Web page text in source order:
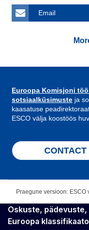
Email
Euroopa Komisjoni
sotsiaalküsimuste ja
kaasatuse
ESCO välja koostöös
CONTACT
Praegune versioon:
Oskuste,
Euroopa